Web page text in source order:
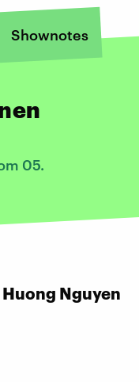
Shownotes
05.
Nguyen